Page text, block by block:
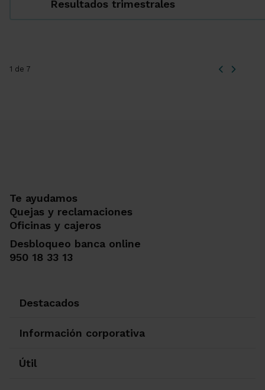
Resultados trimestrales
1 de 7
Te ayudamos
Quejas y reclamaciones
Oficinas y cajeros
Desbloqueo banca online
950 18 33 13
Destacados
Información corporativa
Útil